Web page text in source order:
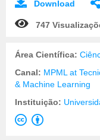
Download
747
Área Científica:
Canal: MPML at
& Machine Learning
Instituição: